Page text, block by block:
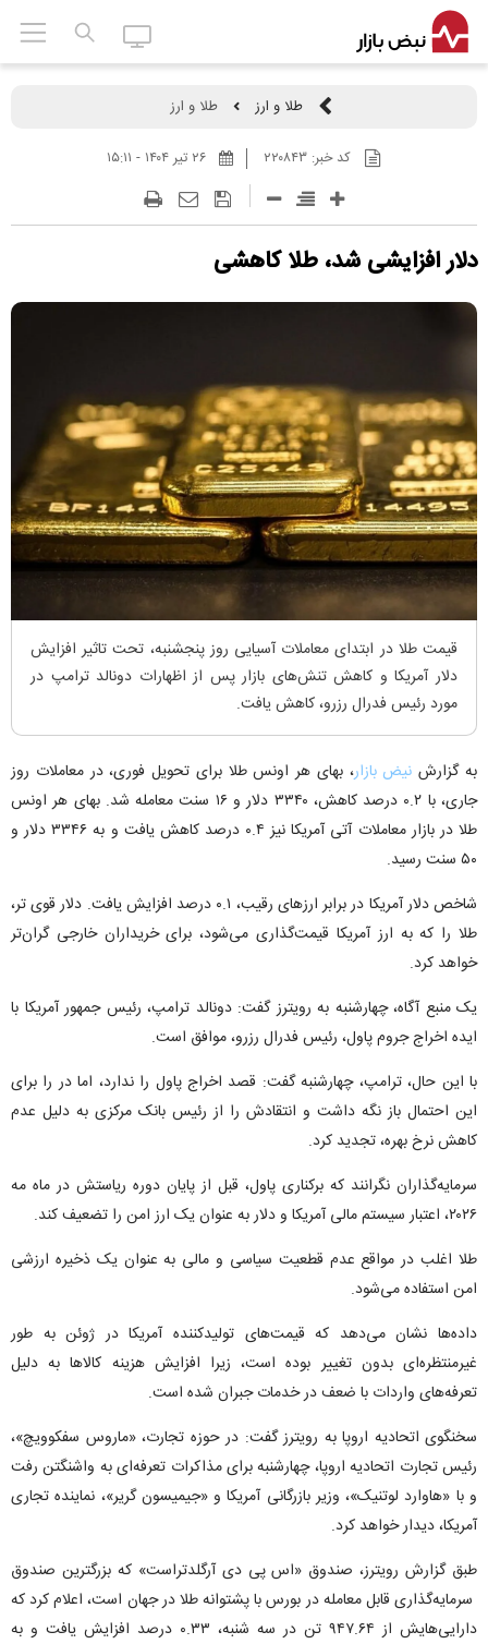
طلا و ارز طلا و ارز
کد خبر: ۲۲۰۸۴۳
دلار افزایشی شد، طلا کاهشی
قیمت طلا در ابتدای معاملات آسیایی روز پنجشنبه، تحت تاثیر افزایش
دلار آمریکا و کاهش تنش‌های بازار پس از اظهارات دونالد ترامپ در
مورد رئیس فدرال رزرو، کاهش یافت.
به گزارش نیض بازار، بهای هر اونس طلا برای تحویل فوری، در معاملات روز
جاری، با ۰.۲ درصد کاهش، ۳۳۴۰ دلار و ۱۶ سنت معامله شد. بهای هر اونس
طلا در بازار معاملات آتی آمریکا نیز ۰.۴ درصد کاهش یافت و به ۳۳۴۶ دلار و
۵۰ سنت رسید.
شاخص دلار آمریکا در برابر ارزهای رقیب، ۰.۱ درصد افزایش یافت. دلار قوی تر،
طلا را که به ارز آمریکا قیمت‌گذاری می‌شود، برای خریداران خارجی گران‌تر
خواهد کرد.
یک منبع آگاه، چهارشنبه به رویترز گفت: دونالد ترامپ، رئیس جمهور آمریکا با
ایده اخراج جروم پاول، رئیس فدرال رزرو، موافق است.
با این حال، ترامپ، چهارشنبه گفت: قصد اخراج پاول را ندارد، اما در را برای
این احتمال باز نگه داشت و انتقادش را از رئیس بانک مرکزی به دلیل عدم
کاهش نرخ بهره، تجدید کرد.
سرمایه‌گذاران نگرانند که برکناری پاول، قبل از پایان دوره ریاستش در ماه مه
۲۰۲۶، اعتبار سیستم مالی آمریکا و دلار به عنوان یک ارز امن را تضعیف کند.
طلا اغلب در مواقع عدم قطعیت سیاسی و مالی به عنوان یک ذخیره ارزشی
امن استفاده می‌شود.
داده‌ها نشان می‌دهد که قیمت‌های تولیدکننده آمریکا در ژوئن به طور
غیرمنتظره‌ای بدون تغییر بوده است، زیرا افزایش هزینه کالاها به دلیل
تعرفه‌های واردات با ضعف در خدمات جبران شده است.
سخنگوی اتحادیه اروپا به رویترز گفت: در حوزه تجارت، «ماروس سفکوویچ»،
رئیس تجارت اتحادیه اروپا، چهارشنبه برای مذاکرات تعرفه‌ای به واشنگتن رفت
و با «هاوارد لوتنیک»، وزیر بازرگانی آمریکا و «جیمیسون گریر»، نماینده تجاری
آمریکا، دیدار خواهد کرد.
طبق گزارش رویترز، صندوق «اس پی دی آرگلدتراست» که بزرگترین صندوق
سرمایه‌گذاری قابل معامله در بورس با پشتوانه طلا در جهان است، اعلام کرد که
دارایی‌هایش از ۹۴۷.۶۴ تن در سه شنبه، ۰.۳۳ درصد افزایش یافت و به